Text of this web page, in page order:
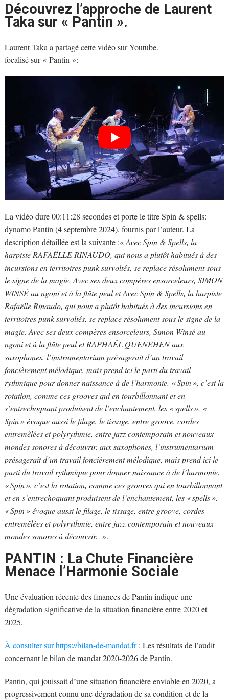
Découvrez l’approche de Laurent
Taka sur « Pantin ».
Laurent Taka a partagé cette vidéo sur Youtube.
focalisé sur « Pantin »:
La vidéo dure 00:11:28 secondes et porte le titre Spin & spells:
dynamo Pantin (4 septembre 2024), fournis par l’auteur. La
description détaillée est la suivante :«Avec Spin & Spells, la
harpiste RAFAËLLE RINAUDO, qui nous a plutôt habitués à des
incursions en territoires punk survoltés, se replace résolument sous
le signe de la magie. Avec ses deux compères ensorceleurs, SIMON
WINSÉ au ngoni et à la flûte peul et Avec Spin & Spells, la harpiste
Rafaëlle Rinaudo, qui nous a plutôt habitués à des incursions en
territoires punk survoltés, se replace résolument sous le signe de la
magie. Avec ses deux compères ensorceleurs, Simon Winsé au
ngoni et à la flûte peul et RAPHAËL QUENEHEN aux
saxophones, l’instrumentarium présagerait d’un travail
foncièrement mélodique, mais prend ici le parti du travail
rythmique pour donner naissance à de l’harmonie. « Spin », c’est la
rotation, comme ces grooves qui en tourbillonnant et en
s’entrechoquant produisent de l’enchantement, les « spells ». «
Spin » évoque aussi le filage, le tissage, entre groove, cordes
entremêlées et polyrythmie, entre jazz contemporain et nouveaux
mondes sonores à découvrir. aux saxophones, l’instrumentarium
présagerait d’un travail foncièrement mélodique, mais prend ici le
parti du travail rythmique pour donner naissance à de l’harmonie.
« Spin », c’est la rotation, comme ces grooves qui en tourbillonnant
et en s’entrechoquant produisent de l’enchantement, les « spells ».
« Spin » évoque aussi le filage, le tissage, entre groove, cordes
entremêlées et polyrythmie, entre jazz contemporain et nouveaux
mondes sonores à découvrir. ».
PANTIN : La Chute Financière
Menace l’Harmonie Sociale
Une évaluation récente des finances de Pantin indique une
dégradation significative de la situation financière entre 2020 et
2025.
À consulter sur https://bilan-de-mandat.fr: Les résultats de l’audit
concernant le bilan de mandat 2020-2026 de Pantin.
Pantin, qui jouissait d’une situation financière enviable en 2020, a
progressivement connu une dégradation de sa condition et de la